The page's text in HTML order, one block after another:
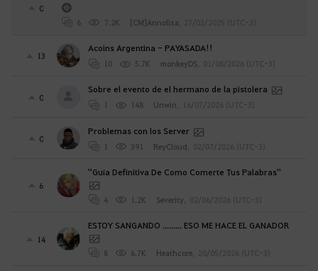
0
6 7.2K [CM]Annolisa
13
Acoins Argentina - PAYASADA!!
10 5.7K monkeyDS 01/08/2026 (UTC-3)
0
Sobre el evento de el hermano de la pistolera
1 148 Unwin 16/07/2026 (UTC-3)
0
Problemas con los Server
1 391 ReyCloud 02/07/2026 (UTC-3)
6
''Guía Definitiva De Como Comerte Tus Palabras''
4 1.2K Severity 02/06/2026 (UTC-3)
14
ESTOY SANGANDO ......... ESO ME HACE EL GANADOR
8 6.7K Heathcore 20/05/2026 (UTC-3)